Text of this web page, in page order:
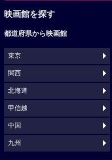
映画館を探す
都道府県から映画館
東京
関西
北海道
甲信越
中国
九州